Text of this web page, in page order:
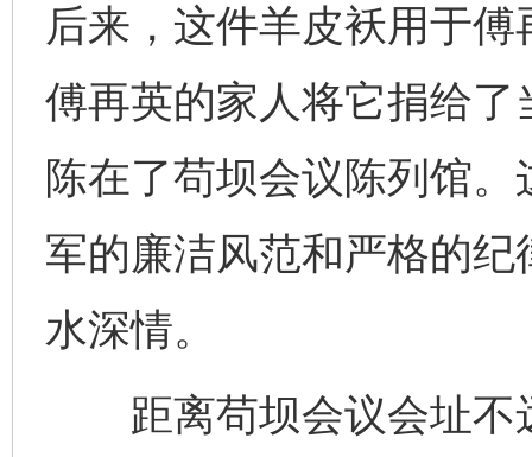
后来，这件羊皮袄用于
傅再英的家人将它捐给
陈在了苟坝会议陈列馆
军的廉洁风范和严格的
水深情。
距离苟坝会议会址不
完善运行机制助力责任有效落实 一纸欠